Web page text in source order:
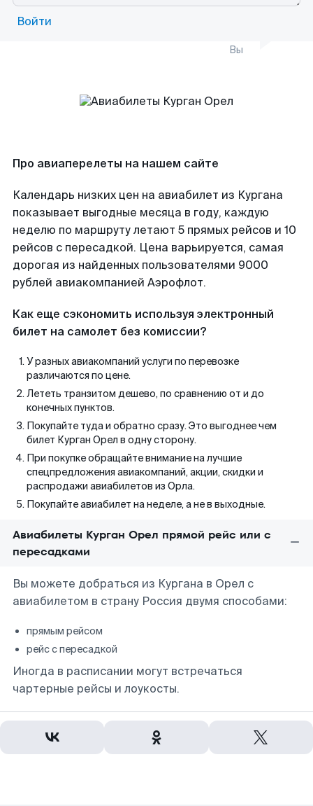
Войти
Вы
Про авиаперелеты на нашем сайте
Календарь низких цен на авиабилет из Кургана
показывает выгодные месяца в году, каждую
неделю по маршруту летают 5 прямых рейсов и 10
рейсов с пересадкой. Цена варьируется, самая
дорогая из найденных пользователями 9000
рублей авиакомпанией Аэрофлот.
Как еще сэкономить используя электронный
билет на самолет без комиссии?
У разных авиакомпаний услуги по перевозке
различаются по цене.
Лететь транзитом дешево, по сравнению от и до
конечных пунктов.
Покупайте туда и обратно сразу. Это выгоднее чем
билет Курган Орел в одну сторону.
При покупке обращайте внимание на лучшие
спецпредложения авиакомпаний, акции, скидки и
распродажи авиабилетов из Орла.
Покупайте авиабилет на неделе, а не в выходные.
Авиабилеты Курган Орел прямой рейс или с
пересадками
Вы можете добраться из Кургана в Орел с
авиабилетом в страну Россия двумя способами:
прямым рейсом
рейс с пересадкой
Иногда в расписании могут встречаться
чартерные рейсы и лоукосты.